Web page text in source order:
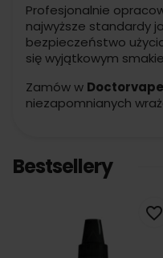
Profesjonalnie
najwyższe standardy
bezpieczeństwo
się wyjątkowym
Zamów w Doctorvape
niezapomnianych
Bestsellery
favorite_border